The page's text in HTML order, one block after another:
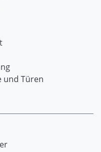
und Türen